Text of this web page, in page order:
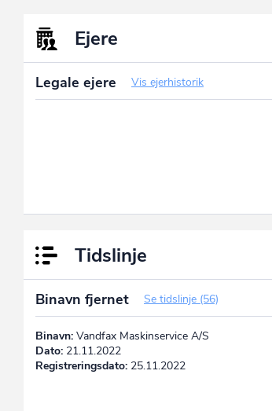
Ejere
Legale ejere Vis ejerhistorik
Tidslinje
Binavn fjernet Se tidslinje (56)
Binavn: Vandfax Maskinservice A/S
Dato: 21.11.2022
Registreringsdato: 25.11.2022